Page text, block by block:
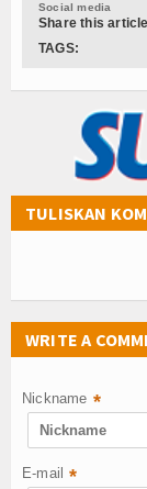
Social media
Share this article
TAGS:
TULISKAN
WRITE A
Nickname *
E-mail *